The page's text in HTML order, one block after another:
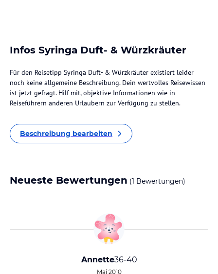
Infos Syringa Duft- & Würzkräuter
Für den Reisetipp Syringa Duft- & Würzkräuter existiert leider
noch keine allgemeine Beschreibung. Dein wertvolles Reisewissen
ist jetzt gefragt. Hilf mit, objektive Informationen wie in
Reiseführern anderen Urlaubern zur Verfügung zu stellen.
Beschreibung bearbeiten
Neueste Bewertungen (1 Bewertungen)
Annette36-40
Mai 2010